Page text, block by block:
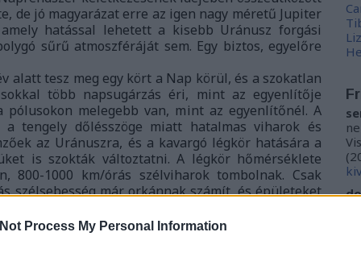
Process My Personal Information
de jó magyarázat erre az igen nagy méretű Jupiter
hatással lehetett a kisebb Uránusz forgási
sűrű atmoszféráját sem. Egy biztos, egyelőre
alatt tesz meg egy kört a Nap körül, és a szokatlan
több napsugárzás éri, mint az egyenlítője
melegebb van, mint az egyenlítőnél. A
tengely dőlésszöge miatt hatalmas viharok és
az Uránuszra, és a kavargó légkör hatására a
is szokták változtatni. A légkör hőmérséklete
800-1000 km/órás szélviharok tombolnak. Csak
szélsebesség már orkánnak számít, és épületeket
(